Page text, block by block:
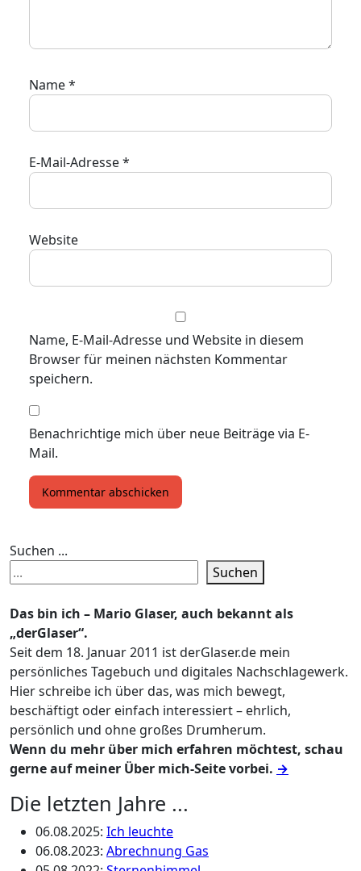
Name*
E-Mail-Adresse*
Website
Name, E-Mail-Adresse und Website in diesem
Browser für meinen nächsten Kommentar
speichern.
Benachrichtige mich über neue Beiträge via E-
Mail.
Suchen ...
Suchen
Das bin ich – Mario Glaser, auch bekannt als
„derGlaser“.
Seit dem 18. Januar 2011 ist derGlaser.de mein
persönliches Tagebuch und digitales Nachschlagewerk.
Hier schreibe ich über das, was mich bewegt,
beschäftigt oder einfach interessiert – ehrlich,
persönlich und ohne großes Drumherum.
Wenn du mehr über mich erfahren möchtest, schau
gerne auf meiner Über mich-Seite vorbei. →
Die letzten Jahre ...
06.08.2025: Ich leuchte
06.08.2023: Abrechnung Gas